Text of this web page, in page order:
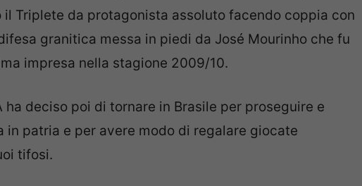
il Triplete da protagonista assoluto facendo coppia con
granitica messa in piedi da José Mourinho che fu
impresa nella stagione 2009/10.
ha deciso poi di tornare in Brasile per proseguire e
in patria e per avere modo di regalare giocate
tifosi.